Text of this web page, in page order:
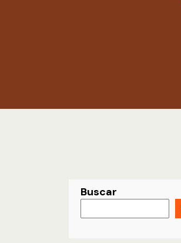
Buscar